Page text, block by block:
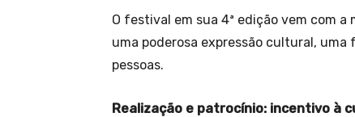
O festival em sua 4ª edição vem com
uma poderosa expressão cultural,
pessoas.
Realização e patrocínio: incentivo à